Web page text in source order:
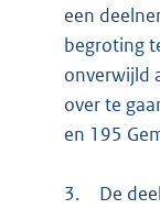
een
begroting
onverwijld
over te
en 195
3.
De